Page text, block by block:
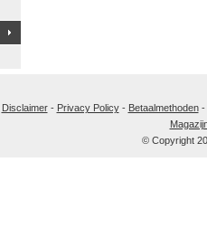
Disclaimer- Privacy Policy- Betaalmethoden-
© Copyright